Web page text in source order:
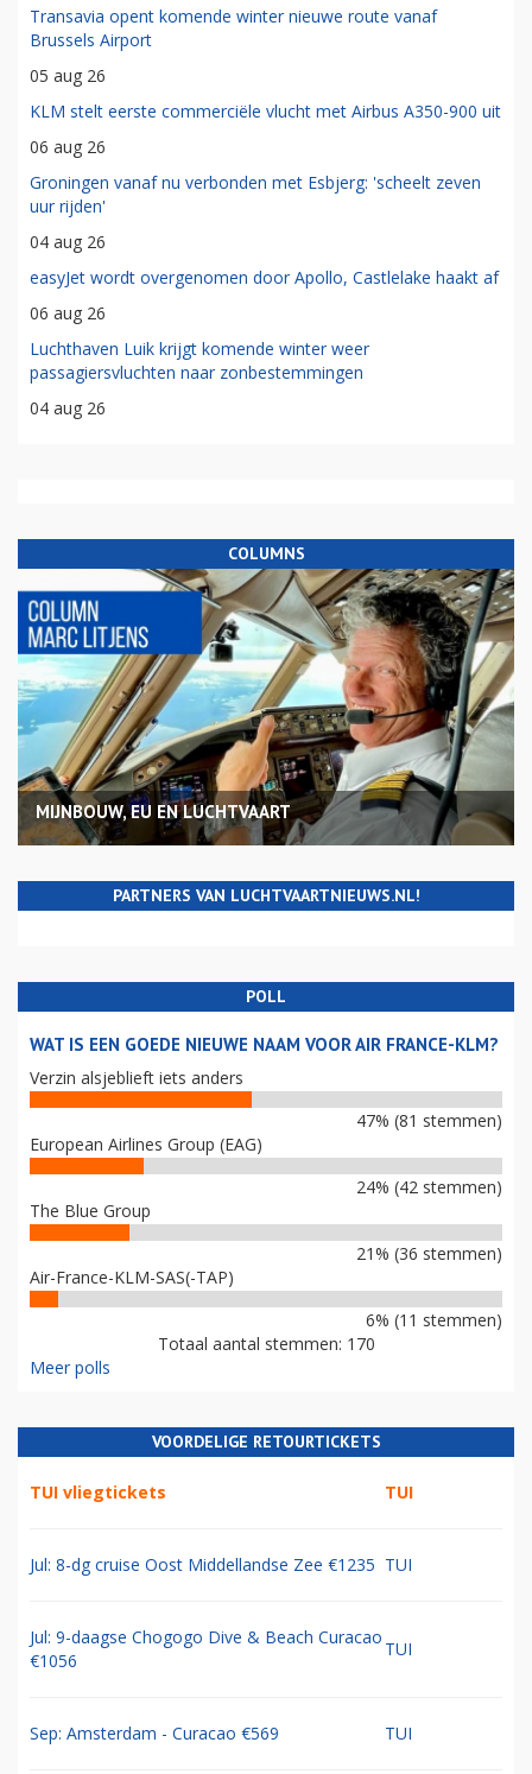
Transavia opent komende winter nieuwe route vanaf
Brussels Airport
05 aug 26
KLM stelt eerste commerciële vlucht met Airbus A350-900 uit
06 aug 26
Groningen vanaf nu verbonden met Esbjerg: 'scheelt zeven
uur rijden'
04 aug 26
easyJet wordt overgenomen door Apollo, Castlelake haakt af
06 aug 26
Luchthaven Luik krijgt komende winter weer
passagiersvluchten naar zonbestemmingen
04 aug 26
COLUMNS
MIJNBOUW, EU EN LUCHTVAART
PARTNERS VAN LUCHTVAARTNIEUWS.NL!
POLL
WAT IS EEN GOEDE NIEUWE NAAM VOOR AIR FRANCE-KLM?
Verzin alsjeblieft iets anders
47% (81 stemmen)
European Airlines Group (EAG)
24% (42 stemmen)
The Blue Group
21% (36 stemmen)
Air-France-KLM-SAS(-TAP)
6% (11 stemmen)
Totaal aantal stemmen: 170
Meer polls
VOORDELIGE RETOURTICKETS
TUI vliegtickets TUI
Jul: 8-dg cruise Oost Middellandse Zee €1235 TUI
Jul: 9-daagse Chogogo Dive & Beach Curacao
€1056
TUI
Sep: Amsterdam - Curacao €569 TUI